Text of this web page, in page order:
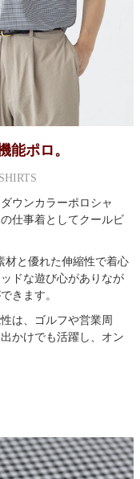
能ポロ。
ウンカラーポロシャ
仕事着としてクールビ
材と優れた伸縮性で着心
ドな遊び心がありなが
きます。
は、ゴルフや営業周
かけでも活躍し、オン